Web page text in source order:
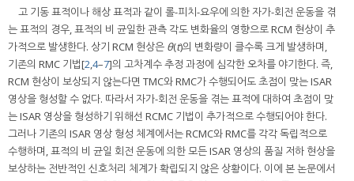
고 기동 표적이나 해상 표적과 같이 롤-피치-요우에 의한 자가-회전 운동을 겪
는 표적의 경우, 표적의 비 균일한 관측 각도 변화율의 영향으로 RCM 현상이 추
가적으로 발생한다. 상기 RCM 현상은 θ(t)의 변화량이 클수록 크게 발생하며,
기존의 RMC 기법[2,4–7]의 고차계수 추정 과정에 심각한 오차를 야기한다. 즉,
RCM 현상이 보상되지 않는다면 TMC와 RMC가 수행되어도 초점이 맞는 ISAR
영상을 형성할 수 없다. 따라서 자가-회전 운동을 겪는 표적에 대하여 초점이 맞
는 ISAR 영상을 형성하기 위해선 RCMC 기법이 추가적으로 수행되어야 한다.
그러나 기존의 ISAR 영상 형성 체계에서는 RCMC와 RMC를 각각 독립적으로
수행하며, 표적의 비 균일 회전 운동에 의한 모든 ISAR 영상의 품질 저하 현상을
보상하는 전반적인 신호처리 체계가 확립되지 않은 상황이다. 이에 본 논문에서